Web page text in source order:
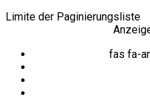
Limite der Paginierungsliste
fas fa-